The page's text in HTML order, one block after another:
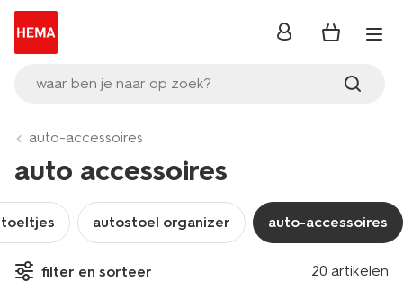
waar ben je naar op zoek?
inloggen
auto-accessoires
auto accessoires
autostoel organizer auto-accessoires
filter en sorteer 20 artikelen
nieuw